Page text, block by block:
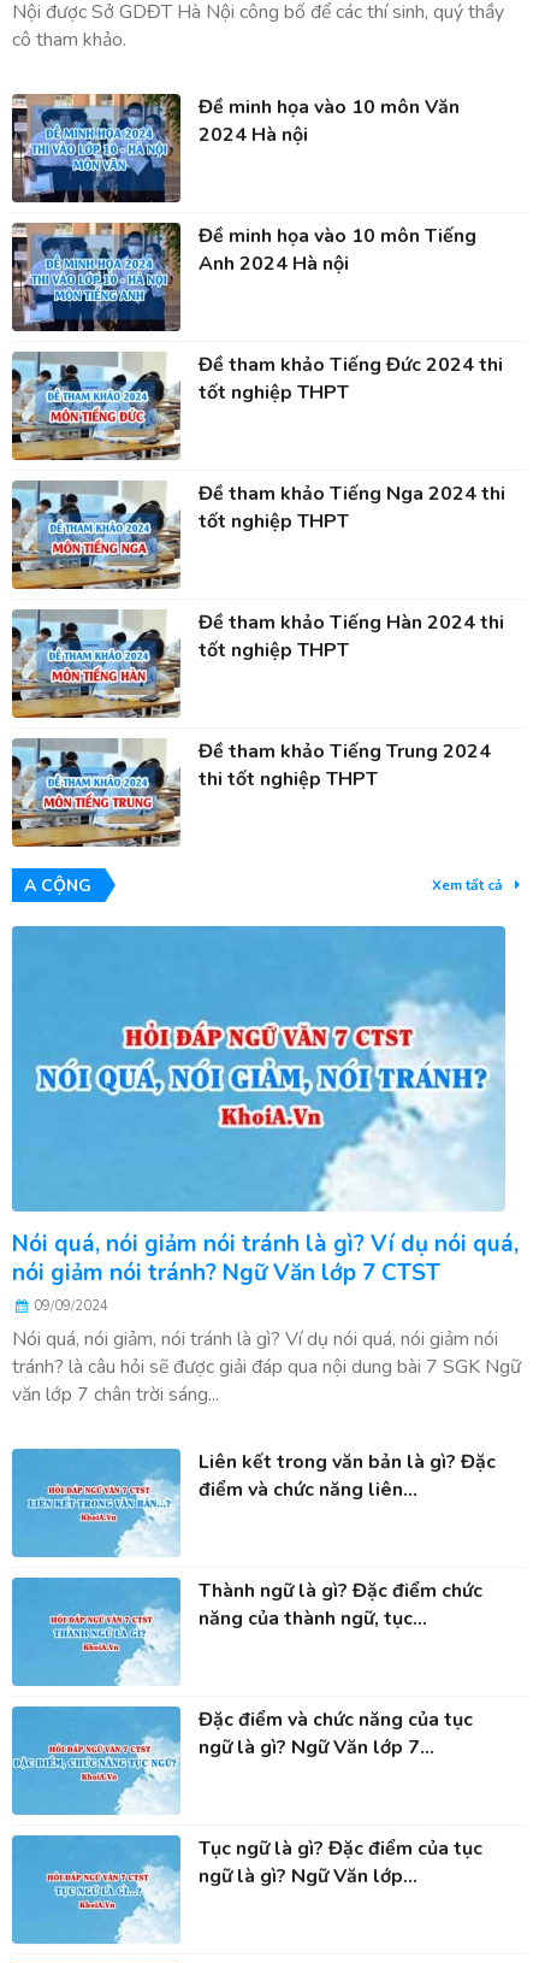
Nội được Sở GDĐT Hà Nội công bố để các thí sinh, quý thầy
cô tham khảo.
Đề minh họa vào 10 môn Văn
2024 Hà nội
Đề minh họa vào 10 môn Tiếng
Anh 2024 Hà nội
Đề tham khảo Tiếng Đức 2024 thi
tốt nghiệp THPT
Đề tham khảo Tiếng Nga 2024 thi
tốt nghiệp THPT
Đề tham khảo Tiếng Hàn 2024 thi
tốt nghiệp THPT
Đề tham khảo Tiếng Trung 2024
thi tốt nghiệp THPT
A CỘNG Xem tất cả
Nói quá, nói giảm nói tránh là gì? Ví dụ nói quá,
nói giảm nói tránh? Ngữ Văn lớp 7 CTST
09/09/2024
Nói quá, nói giảm, nói tránh là gì? Ví dụ nói quá, nói giảm nói
tránh? là câu hỏi sẽ được giải đáp qua nội dung bài 7 SGK Ngữ
văn lớp 7 chân trời sáng...
Liên kết trong văn bản là gì? Đặc
điểm và chức năng liên...
Thành ngữ là gì? Đặc điểm chức
năng của thành ngữ, tục...
Đặc điểm và chức năng của tục
ngữ là gì? Ngữ Văn lớp 7...
Tục ngữ là gì? Đặc điểm của tục
ngữ là gì? Ngữ Văn lớp...